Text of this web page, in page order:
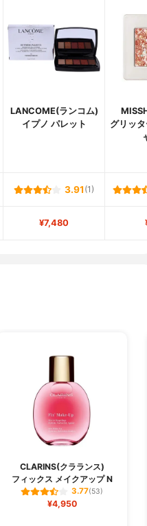
LANCOME(ランコム)
イプノ パレット
グリッタ
3.91 (1)
¥7,480
CLARINS(クラランス)
フィックス メイクアップ N
3.77(53)
¥4,950